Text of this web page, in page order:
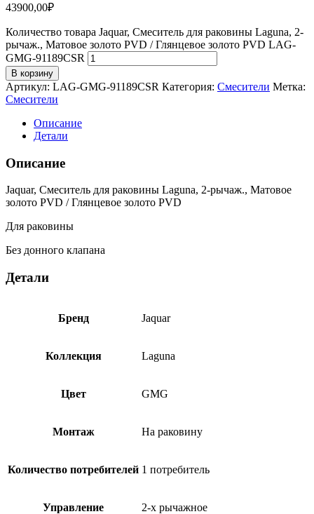
43900,00₽
Количество товара Jaquar, Смеситель для раковины Laguna, 2-
рычаж., Матовое золото PVD / Глянцевое золото PVD LAG-
GMG-91189CSR
В корзину
Артикул: LAG-GMG-91189CSR Категория: Смесители Метка:
Смесители
Описание
Детали
Описание
Jaquar, Смеситель для раковины Laguna, 2-рычаж., Матовое
золото PVD / Глянцевое золото PVD
Для раковины
Без донного клапана
Детали
Бренд Jaquar
Коллекция Laguna
Цвет GMG
Монтаж На раковину
Количество потребителей 1 потребитель
Управление 2-х рычажное